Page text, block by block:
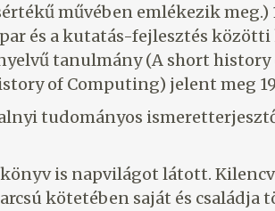
művében emlékezik meg.)
és a kutatás-fejlesztés
tanulmány (A short
of Computing) jelent meg
tudományos
is napvilágot látott.
kötetében saját és